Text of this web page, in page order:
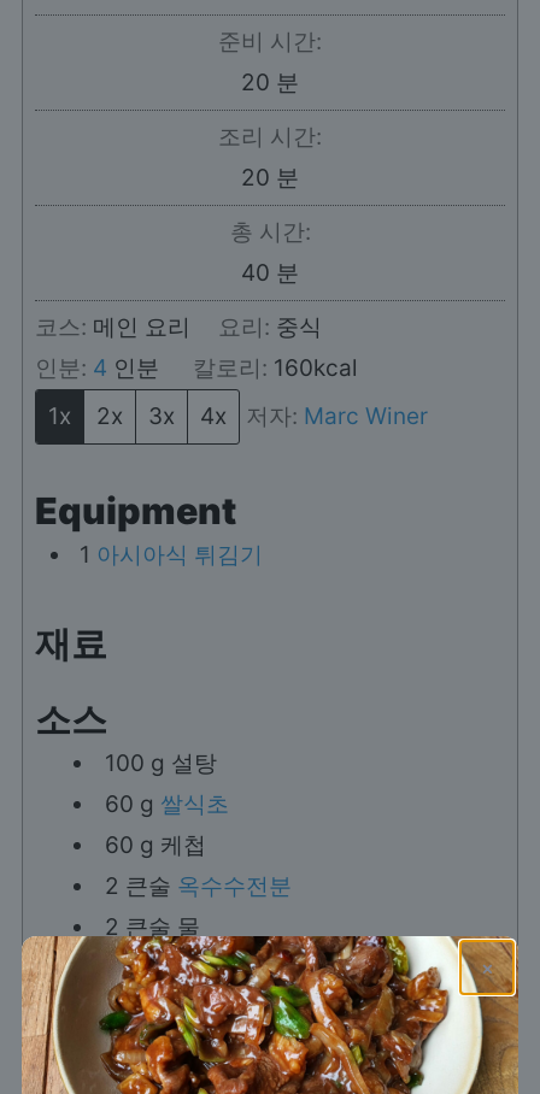
준비 시간:
20 분
분
조리 시간:
20 분
분
총 시간:
40 분
분
코스: 메인 요리 요리: 중식
인분: 4 인분 칼로리: 160kcal
1x
2x 3x 4x 저자: Marc Winer
Equipment
1 아시아식 튀김기
재료
소스
100 g 설탕
60 g 쌀식초
60 g 케첩
2 큰술 옥수수전분
2 큰술 물
튀김옷
1 인분 만능 빵가루
×